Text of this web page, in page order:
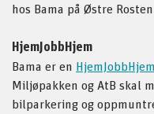
hos Bama på Østre
HjemJobbHjem
Bama er en
Miljøpakken og AtB skal
bilparkering og